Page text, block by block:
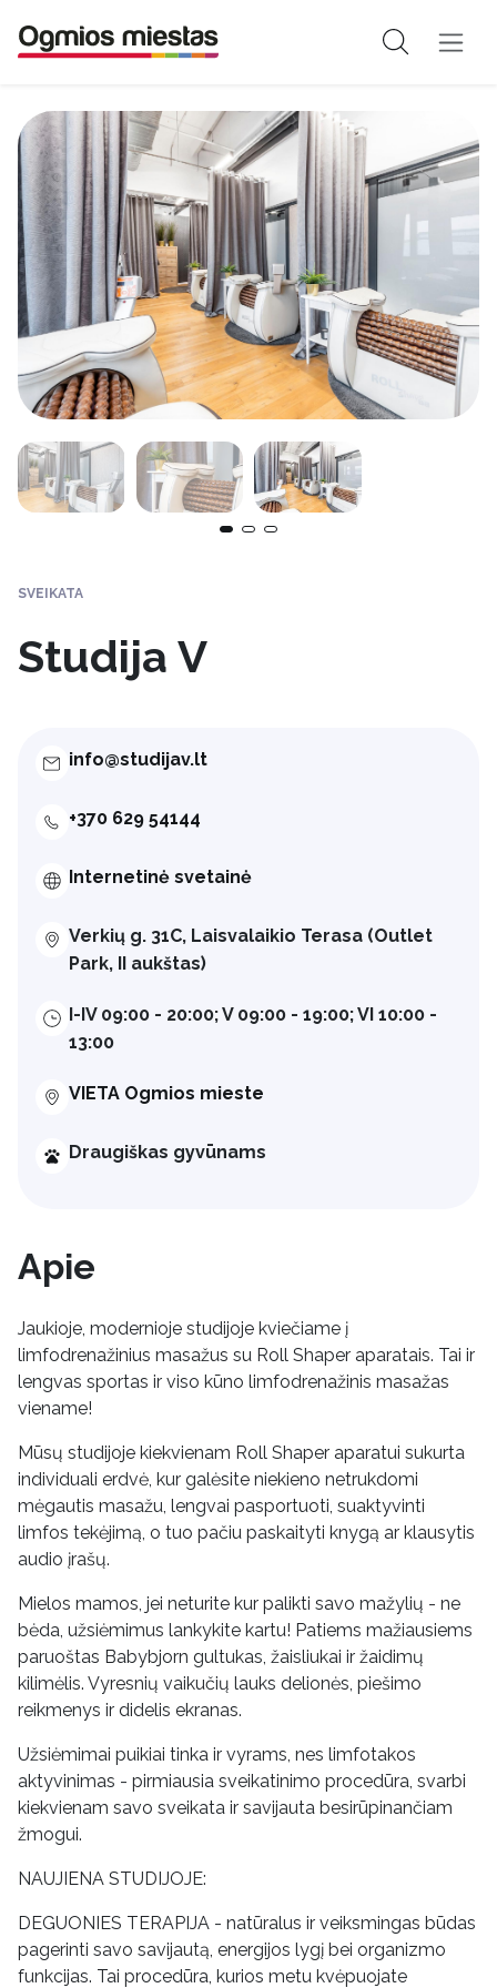
SVEIKATA
Studija V
info@studijav.lt
+370 629 54144
Internetinė svetainė
Verkių g. 31C, Laisvalaikio Terasa (Outlet
Park, II aukštas)
I-IV 09:00 - 20:00; V 09:00 - 19:00; VI 10:00 -
13:00
VIETA Ogmios mieste
Draugiškas gyvūnams
Apie
Jaukioje, modernioje studijoje kviečiame į
limfodrenažinius masažus su Roll Shaper aparatais. Tai ir
lengvas sportas ir viso kūno limfodrenažinis masažas
viename!
Mūsų studijoje kiekvienam Roll Shaper aparatui sukurta
individuali erdvė, kur galėsite niekieno netrukdomi
mėgautis masažu, lengvai pasportuoti, suaktyvinti
limfos tekėjimą, o tuo pačiu paskaityti knygą ar klausytis
audio įrašų.
Mielos mamos, jei neturite kur palikti savo mažylių - ne
bėda, užsiėmimus lankykite kartu! Patiems mažiausiems
paruoštas Babybjorn gultukas, žaisliukai ir žaidimų
kilimėlis. Vyresnių vaikučių lauks delionės, piešimo
reikmenys ir didelis ekranas.
Užsiėmimai puikiai tinka ir vyrams, nes limfotakos
aktyvinimas - pirmiausia sveikatinimo procedūra, svarbi
kiekvienam savo sveikata ir savijauta besirūpinančiam
žmogui.
NAUJIENA STUDIJOJE:
DEGUONIES TERAPIJA - natūralus ir veiksmingas būdas
pagerinti savo savijautą, energijos lygį bei organizmo
funkcijas. Tai procedūra, kurios metu kvėpuojate